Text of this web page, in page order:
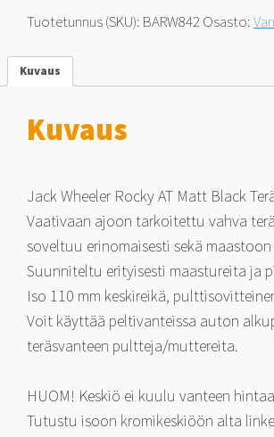
Black
-20
Tuotetunnus (SKU): BARW842Osasto:
Kuvaus
Kuvaus
Jack Wheeler Rocky AT Matt Black
Vaativaan ajoon tarkoitettu vahva
soveltuu erinomaisesti sekä
Suunniteltu erityisesti maastureita ja
Iso 110 mm keskireikä,
Voit käyttää peltivanteissa auton
teräsvanteen pultteja/muttereita.
HUOM! Keskiö ei kuulu vanteen
Tutustu isoon kromikeskiöön alta